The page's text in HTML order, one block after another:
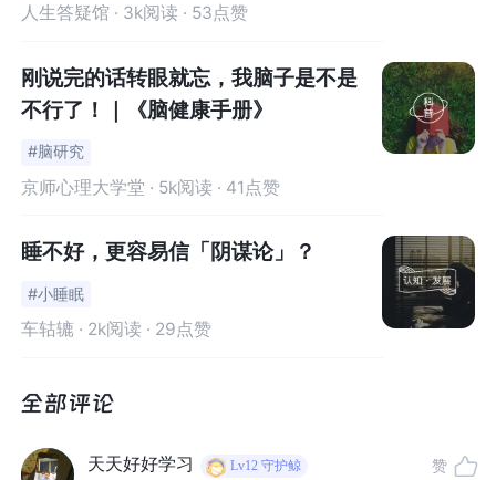
事实：我们会记住日常生活中的普通事件，即使我们不努
力去记住它们。
在一项全面的研究中，认知心理学家威廉·布鲁尔（
间里佩戴呼机，并写下他们在被随机呼叫之前正在做的事
情。然后他们写下他们的活动描述，包括他们和谁在一
比较时，结果表明，随机抽样的日常行为在发生五个月后
人生答疑馆 · 3k阅读 · 53点赞
刚说完的话转眼就忘，我脑子是不是
不行了！｜《脑健康手册》
#脑研究
京师心理大学堂 · 5k阅读 · 41点赞
睡不好，更容易信「阴谋论」？
#小睡眠
车轱辘 · 2k阅读 · 29点赞
天天好好学习 Lv12 守护鲸 赞